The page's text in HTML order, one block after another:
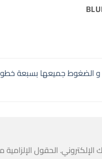
الضغوط جميعها بسبعة
الإلكتروني.الحقول الإلزامية